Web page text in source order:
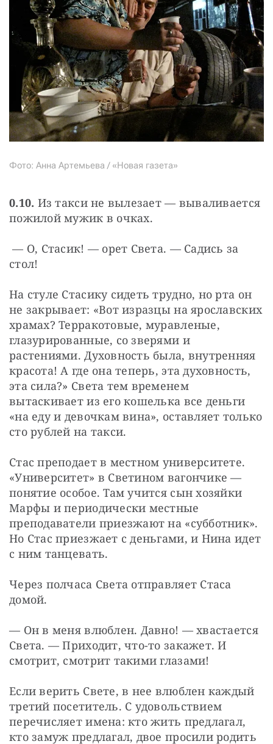
Фото: Анна Артемьева / «Новая газета»
0.10. Из такси не вылезает — вываливается
пожилой мужик в очках.
— О, Стасик! — орет Света. — Садись за
стол!
На стуле Стасику сидеть трудно, но рта он
не закрывает: «Вот изразцы на ярославских
храмах? Терракотовые, муравленые,
глазурированные, со зверями и
растениями. Духовность была, внутренняя
красота! А где она теперь, эта духовность,
эта сила?» Света тем временем
вытаскивает из его кошелька все деньги
«на еду и девочкам вина», оставляет только
сто рублей на такси.
Стас преподает в местном университете.
«Университет» в Светином вагончике —
понятие особое. Там учится сын хозяйки
Марфы и периодически местные
преподаватели приезжают на «субботник».
Но Стас приезжает с деньгами, и Нина идет
с ним танцевать.
Через полчаса Света отправляет Стаса
домой.
— Он в меня влюблен. Давно! — хвастается
Света. — Приходит, что-то закажет. И
смотрит, смотрит такими глазами!
Если верить Свете, в нее влюблен каждый
третий посетитель. С удовольствием
перечисляет имена: кто жить предлагал,
кто замуж предлагал, двое просили родить